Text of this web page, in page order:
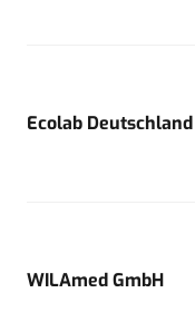
Ecolab
WILAmed GmbH